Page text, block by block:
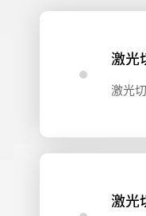
激光
激光